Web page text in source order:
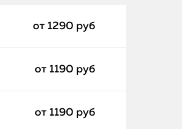
от 1290 руб
от 1190 руб
от 1190 руб